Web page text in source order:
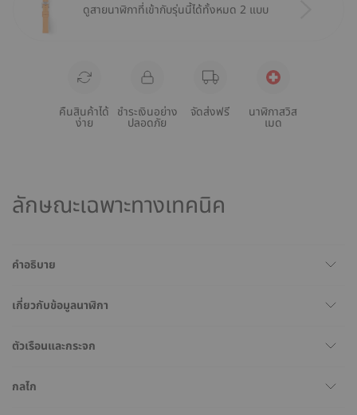
ดูสายนาฬิกาที่เข้ากับรุ่นนี้ได้ทั้งหมด 2 แบบ
คืนสินค้าได้
ง่าย
ชำระเงินอย่าง
ปลอดภัย
จัดส่งฟรี นาฬิกาสวิส
เมด
ลักษณะเฉพาะทางเทคนิค
คำอธิบาย
เกี่ยวกับข้อมูลนาฬิกา
ตัวเรือนและกระจก
กลไก